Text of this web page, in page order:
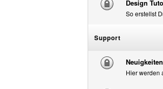
Design
So erstellst
Support
Hier werden